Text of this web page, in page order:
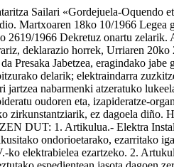
Sailari «Gordejuela-
Martxoaren 18ko 10/1966
1966 Dekretuz onartu
deklarazio horrek, Urriaren
Presaka Jabetzea, eragindako
delarik; elektraindarra
nabarmenki atzeratuko
oudoren eta, izapideratze-
ez dagoela diño.
DUT: 1. Artikulua.- Elektra
ondorioetarako, ezarritako
elektrabielea ezartzeko. 2.